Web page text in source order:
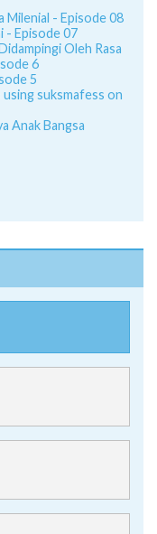
Milenial - Episode 08
- Episode 07
Oleh Rasa
6
5
suksmafess on
Anak Bangsa